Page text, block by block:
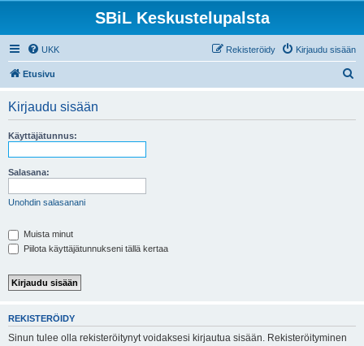
SBiL Keskustelupalsta
UKK Kirjaudu sisään
Rekisteröidy
Etusivu
Kirjaudu sisään
Käyttäjätunnus:
Salasana:
Unohdin salasanani
Muista minut
Piilota käyttäjätunnukseni tällä kertaa
REKISTERÖIDY
Sinun tulee olla rekisteröitynyt voidaksesi kirjautua sisään. Rekisteröityminen